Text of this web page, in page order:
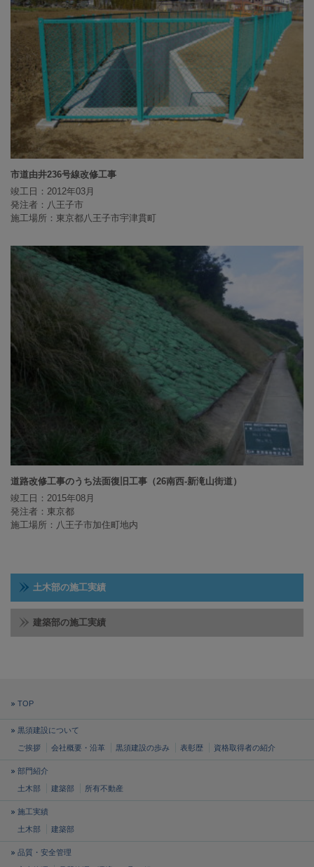
市道由井236号線改修工事
竣工日：2012年03月
発注者：八王子市
施工場所：東京都八王子市宇津貫町
道路改修工事のうち法面復旧工事（26南西-新滝山街道）
竣工日：2015年08月
発注者：東京都
施工場所：八王子市加住町地内
土木部の施工実績
建築部の施工実績
TOP
黒須建設について
ご挨拶 会社概要・沿革 黒須建設の歩み 表彰歴 資格取得者の紹介
部門紹介
土木部 建築部 所有不動産
施工実績
土木部 建築部
品質・安全管理